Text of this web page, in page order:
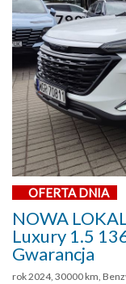
OFERTA DNIA
NOWA
Luxury 1.5
Gwarancja
rok 2024, 30000 km,